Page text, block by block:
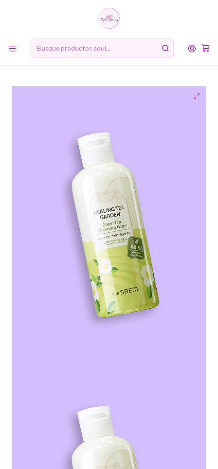
10% de descuento en tu primera compra online. Código: BIENVENIDA10
Healing Tea Garden Green Tea Cleansing Water (The Saem)
-300ml Agua de limpieza té verde